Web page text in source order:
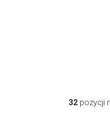
32 pozycji